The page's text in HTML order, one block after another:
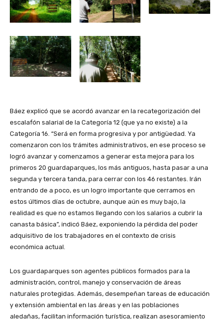
Báez explicó que se acordó avanzar en la recategorización del
escalafón salarial de la Categoría 12 (que ya no existe) a la
Categoría 16. “Será en forma progresiva y por antigüedad. Ya
comenzaron con los trámites administrativos, en ese proceso se
logró avanzar y comenzamos a generar esta mejora para los
primeros 20 guardaparques, los más antiguos, hasta pasar a una
segunda y tercera tanda, para cerrar con los 46 restantes. Irán
entrando de a poco, es un logro importante que cerramos en
estos últimos días de octubre, aunque aún es muy bajo, la
realidad es que no estamos llegando con los salarios a cubrir la
canasta básica”, indicó Báez, exponiendo la pérdida del poder
adquisitivo de los trabajadores en el contexto de crisis
económica actual.
Los guardaparques son agentes públicos formados para la
administración, control, manejo y conservación de áreas
naturales protegidas. Además, desempeñan tareas de educación
y extensión ambiental en las áreas y en las poblaciones
aledañas, facilitan información turística, realizan asesoramiento